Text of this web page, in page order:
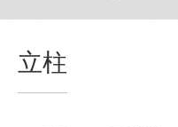
立柱